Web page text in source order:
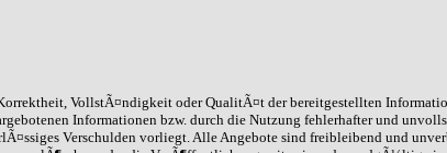
VollstÃ¤ndigkeit oder QualitÃ¤t der bereitgestellten
Informationen bzw. durch die Nutzung fehlerhafter und
Verschulden vorliegt. Alle Angebote sind freibleibend und